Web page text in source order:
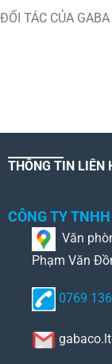
ĐỐI TÁC CỦA GABA
THÔNG TIN LIÊN
CÔNG TY
Văn
Phạm Văn
0769